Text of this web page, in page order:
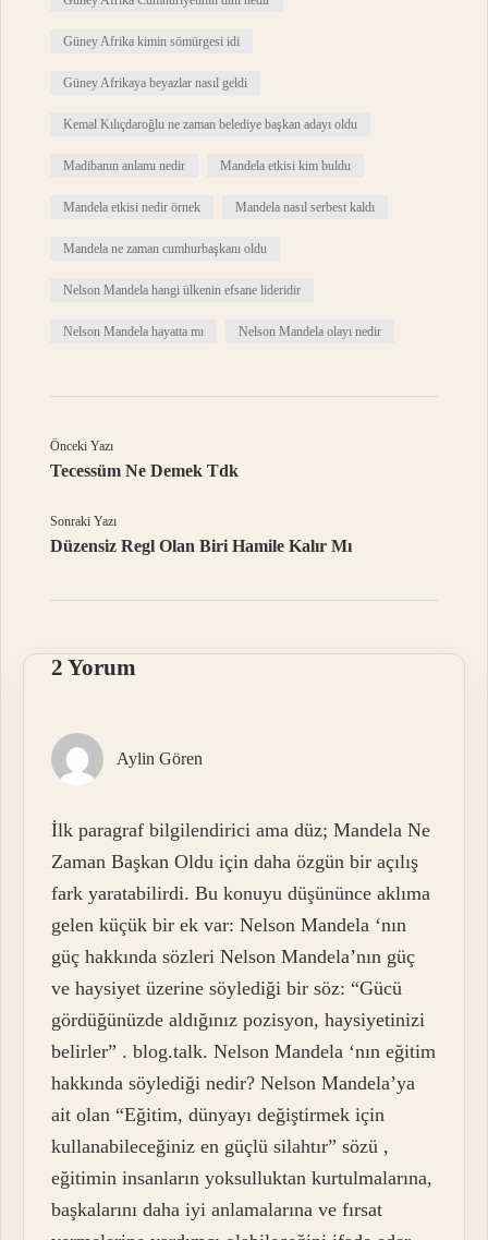
Güney Afrika kimin sömürgesi idi
Güney Afrikaya beyazlar nasıl geldi
Kemal Kılıçdaroğlu ne zaman belediye başkan adayı oldu
Madibanın anlamı nedir Mandela etkisi kim buldu
Mandela etkisi nedir örnek Mandela nasıl serbest kaldı
Mandela ne zaman cumhurbaşkanı oldu
Nelson Mandela hangi ülkenin efsane lideridir
Nelson Mandela hayatta mı Nelson Mandela olayı nedir
Önceki Yazı
Tecessüm Ne Demek Tdk
Sonraki Yazı
Düzensiz Regl Olan Biri Hamile Kalır Mı
2 Yorum
Aylin Gören
İlk paragraf bilgilendirici ama düz; Mandela Ne
Zaman Başkan Oldu için daha özgün bir açılış
fark yaratabilirdi. Bu konuyu düşününce aklıma
gelen küçük bir ek var: Nelson Mandela ‘nın
güç hakkında sözleri Nelson Mandela’nın güç
ve haysiyet üzerine söylediği bir söz: “Gücü
gördüğünüzde aldığınız pozisyon, haysiyetinizi
belirler” . blog.talk. Nelson Mandela ‘nın eğitim
hakkında söylediği nedir? Nelson Mandela’ya
ait olan “Eğitim, dünyayı değiştirmek için
kullanabileceğiniz en güçlü silahtır” sözü ,
eğitimin insanların yoksulluktan kurtulmalarına,
başkalarını daha iyi anlamalarına ve fırsat